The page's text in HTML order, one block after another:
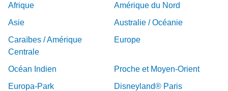
Afrique
Amérique du Nord
Asie
Australie / Océanie
Caraïbes / Amérique
Centrale
Europe
Océan Indien
Proche et Moyen-Orient
Europa-Park
Disneyland® Paris